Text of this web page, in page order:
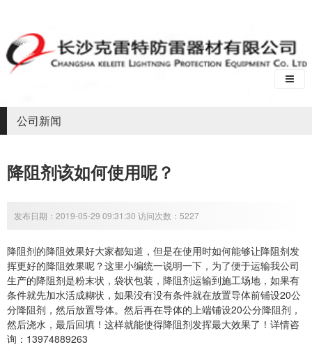
公司新闻
降阻剂该如何使用呢？
发布日期：2019-05-29 09:31:30 访问次数：5227
降阻剂的降阻效果好大家都知道，但是在使用时如何能够让降阻剂发
挥更好的降阻效果呢？这里小编统一说明一下，为了便于运输我公司
生产的降阻剂是粉末状，袋状包装，降阻剂运输到施工场地，如果有
条件就先加水活成糊状，如果没有没有条件就在放置导体前铺设20公
分降阻剂，然后放置导体。然后再在导体的上端铺设20公分降阻剂，
然后浇水，最后回填！这样就能使得降阻剂发挥最大效果了！详情咨
询：13974889263